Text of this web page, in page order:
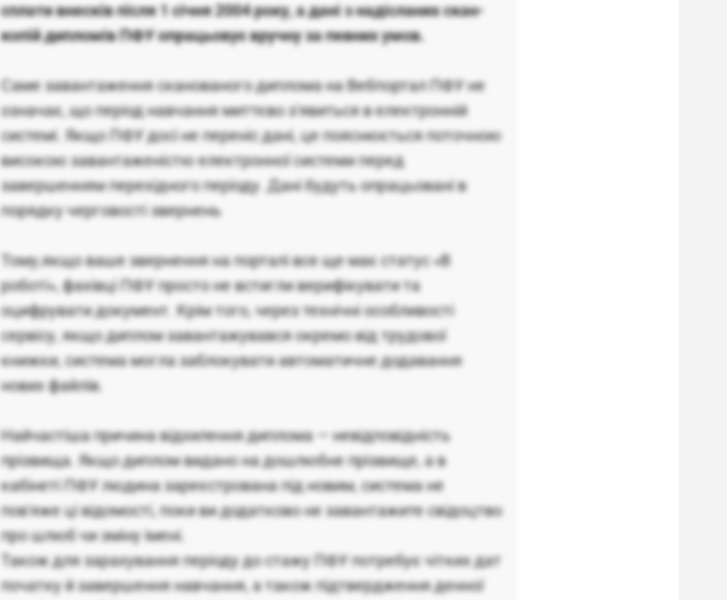
сплати внесків після 1 січня 2004 року, а дані з надісланих скан-
копій дипломів ПФУ опрацьовує вручну за певних умов.
Саме завантаження сканованого диплома на Вебпортал ПФУ не
означає, що період навчання миттєво з'явиться в електронній
системі. Якщо ПФУ досі не переніс дані, це пояснюється поточною
високою завантаженістю електронної системи перед
завершенням перехідного періоду. Дані будуть опрацьовані в
порядку черговості звернень
Тому,якщо ваше звернення на порталі все ще має статус «В
роботі», фахівці ПФУ просто не встигли верифікувати та
оцифрувати документ. Крім того, через технічні особливості
сервісу, якщо диплом завантажувався окремо від трудової
книжки, система могла заблокувати автоматичне додавання
нових файлів.
Найчастіша причина відхилення диплома — невідповідність
прізвища. Якщо диплом видано на дошлюбне прізвище, а в
кабінеті ПФУ людина зареєстрована під новим, система не
пов'яже ці відомості, поки ви додатково не завантажите свідоцтво
про шлюб чи зміну імені.
Також для зарахування періоду до стажу ПФУ потребує чітких дат
початку й завершення навчання, а також підтвердження денної